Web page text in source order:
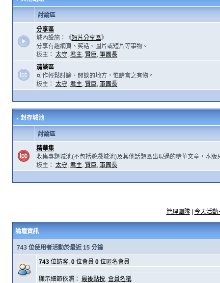
討論區
分享區
城內設施：《短片分享區》
分享有趣網頁、笑話、圖片或短片等事物。
板主： 太守, 君主, 賢臣, 軍團長
清談區
可作輕鬆討論、閒談的地方，惟請言之有物。
板主： 太守, 君主, 賢臣, 軍團長
封存城池
討論區
精華集
收集專題城池(不包括遊戲城池)及其他話題區出現過的精華文章，本版
板主： 太守, 君主, 賢臣, 軍團長
管理團隊| 今天活動
論壇資訊
743 位使用者活動於最近 15 分鐘
743位訪客, 0位會員 0位匿名會員
顯示細節依照： 最後點按, 會員名稱